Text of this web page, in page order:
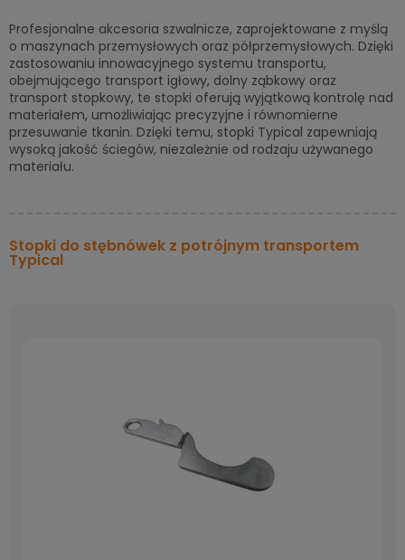
Profesjonalne akcesoria szwalnicze, zaprojektowane z myślą
o maszynach przemysłowych oraz półprzemysłowych. Dzięki
zastosowaniu innowacyjnego systemu transportu,
obejmującego transport igłowy, dolny ząbkowy oraz
transport stopkowy, te stopki oferują wyjątkową kontrolę nad
materiałem, umożliwiając precyzyjne i równomierne
przesuwanie tkanin. Dzięki temu, stopki Typical zapewniają
wysoką jakość ściegów, niezależnie od rodzaju używanego
materiału.
Stopki do stębnówek z potrójnym transportem
Typical